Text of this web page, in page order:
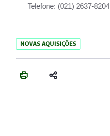
Telefone: (021) 2637-8204
NOVAS AQUISIÇÕES